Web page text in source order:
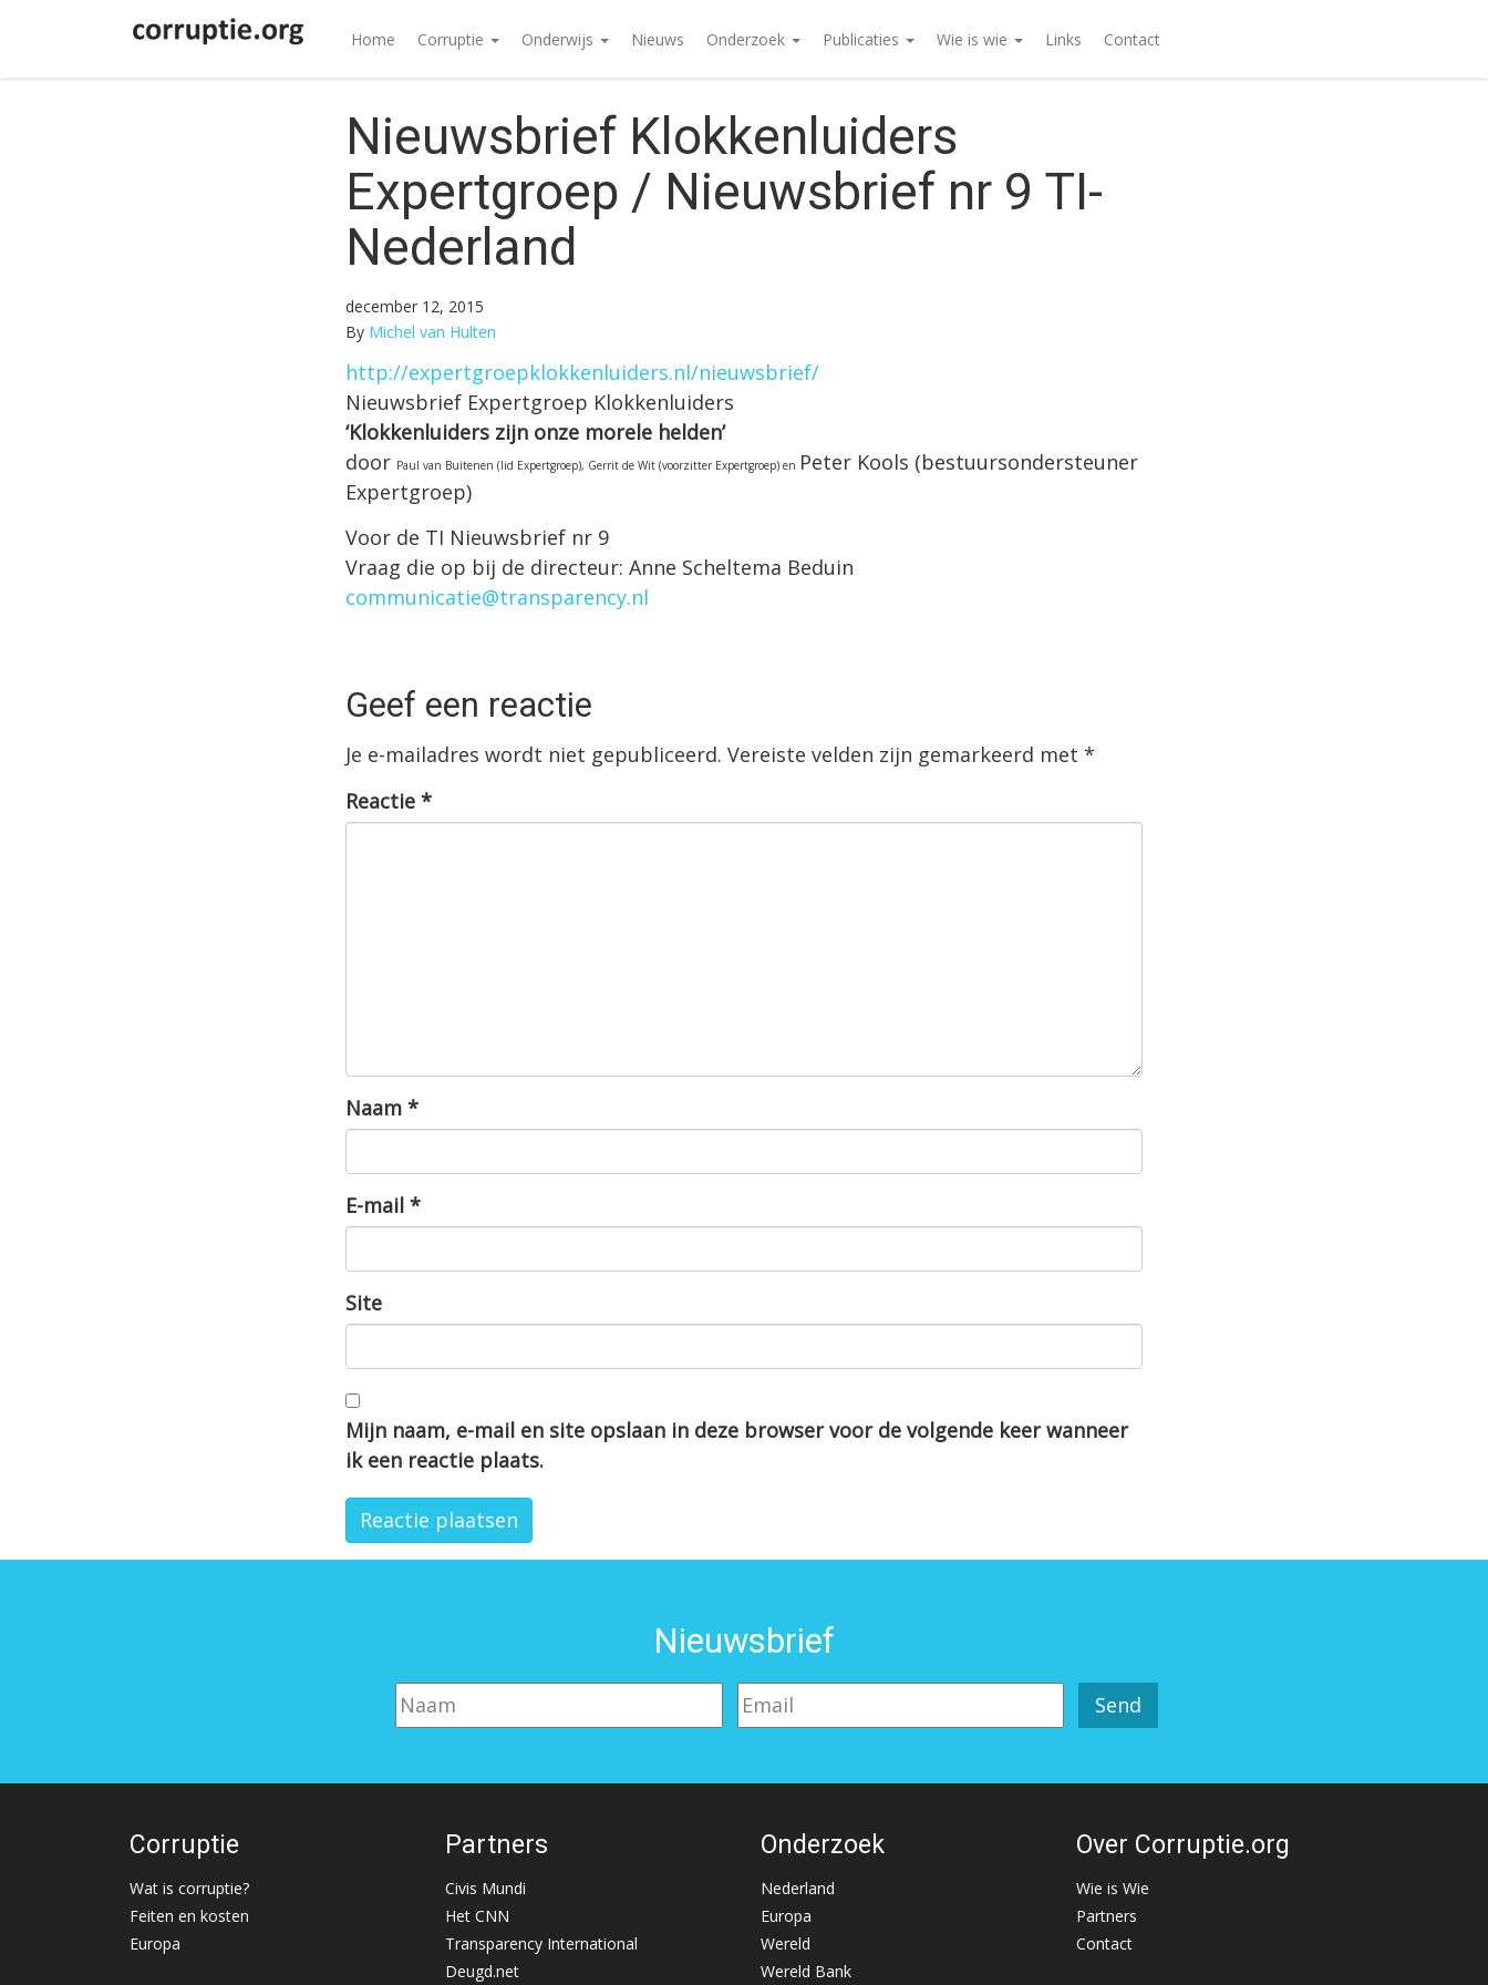
Home Corruptie Onderwijs Nieuws Onderzoek Publicaties Wie is wie Links Contact
Nieuwsbrief Klokkenluiders
Expertgroep / Nieuwsbrief nr 9 TI-
Nederland
december 12, 2015
By Michel van Hulten
http://expertgroepklokkenluiders.nl/nieuwsbrief/
Nieuwsbrief Expertgroep Klokkenluiders
‘Klokkenluiders zijn onze morele helden’
door Paul van Buitenen (lid Expertgroep), Gerrit de Wit (voorzitter Expertgroep) en Peter Kools (bestuursondersteuner
Expertgroep)
Voor de TI Nieuwsbrief nr 9
Vraag die op bij de directeur: Anne Scheltema Beduin
communicatie@transparency.nl
Geef een reactie
Je e-mailadres wordt niet gepubliceerd. Vereiste velden zijn gemarkeerd met *
Reactie *
Naam *
E-mail *
Site
Mijn naam, e-mail en site opslaan in deze browser voor de volgende keer wanneer
ik een reactie plaats.
Nieuwsbrief
Corruptie
Wat is corruptie?
Feiten en kosten
Europa
Partners
Civis Mundi
Het CNN
Transparency International
Deugd.net
Onderzoek
Nederland
Europa
Wereld
Wereld Bank
Over Corruptie.org
Wie is Wie
Partners
Contact